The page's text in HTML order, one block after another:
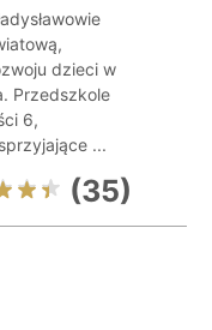
dzieci w
Przedszkole
6,
...
(35)